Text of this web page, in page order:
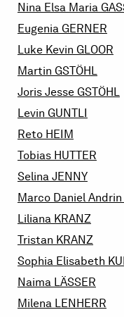
Nina Elsa Maria
Eugenia GERNER
Luke Kevin GLOOR
Martin GSTÖHL
Joris Jesse GSTÖHL
Levin GUNTLI
Reto HEIM
Tobias HUTTER
Selina JENNY
Marco Daniel Andrin
Liliana KRANZ
Tristan KRANZ
Sophia Elisabeth
Naima LÄSSER
Milena LENHERR